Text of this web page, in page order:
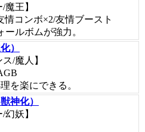
魔王】
情コンボ×2/友情ブースト
ールボムが強力。
）
/魔人】
を楽にできる。
神化）
幻妖】